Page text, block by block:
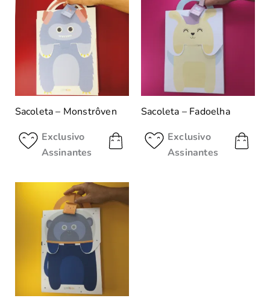
Sacoleta – Monstrôven
Exclusivo
Assinantes
Sacoleta – Fadoelha
Exclusivo
Assinantes